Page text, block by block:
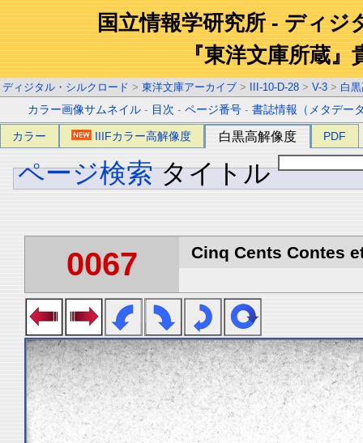
国立情報学研究所 - ディジ
『東洋文庫所蔵』
ディジタル・シルクロード > 東洋文庫アーカイブ > III-10-D-28 > V-3 > 白
カラー画像サムネイル - 目次 -ページ番号 -書誌情報（メタデー
カラー IIIFカラー高解像度 白黒高解像度 PDF
ページ検索 タイトル
0067 Cinq Cents Contes